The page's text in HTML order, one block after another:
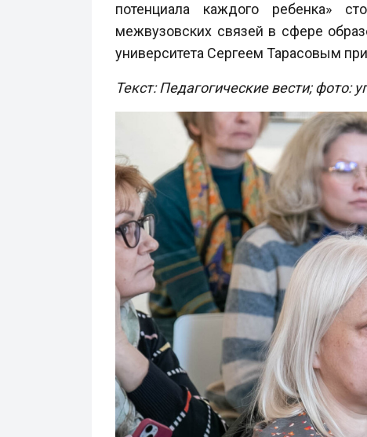
потенциала каждого ребенка»
межвузовских связей в сфере
университета Сергеем Тарасовым
Текст: Педагогические вести;